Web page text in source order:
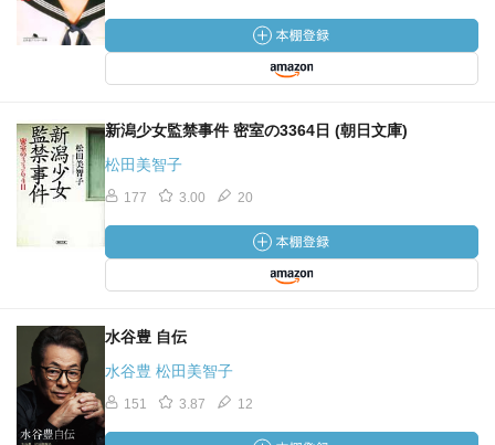
新潟少女監禁事件 密室の3364日 (朝日文庫)
松田美智子
177 3.00 20
水谷豊 自伝
水谷豊 松田美智子
151 3.87 12